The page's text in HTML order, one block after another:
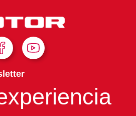
F
a
c
e
b
o
Y
o
u
b